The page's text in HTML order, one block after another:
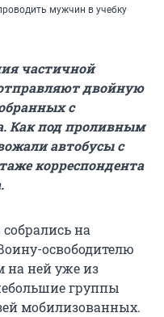
мужчин в учебку
частичной
двойную
с
Как под проливным
автобусы с
корреспондента
на
освободителю
на ней уже из
группы
мобилизованных.